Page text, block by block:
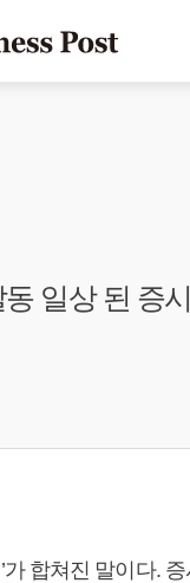
일상 된 증
가 합쳐진 말이다.